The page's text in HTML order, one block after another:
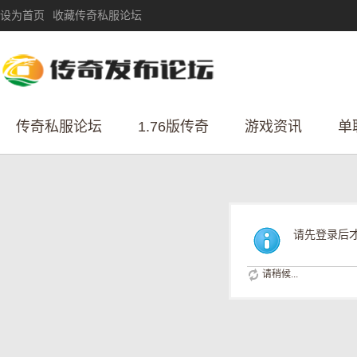
设为首页 收藏传奇私服论坛
传奇私服论坛 1.76版传奇 游戏资讯 单
请先登录后
请稍候...